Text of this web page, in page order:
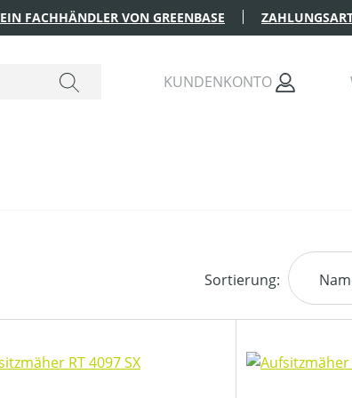
EIN FACHHÄNDLER VON GREENBASE
KUNDENKONTO
Sortierung: